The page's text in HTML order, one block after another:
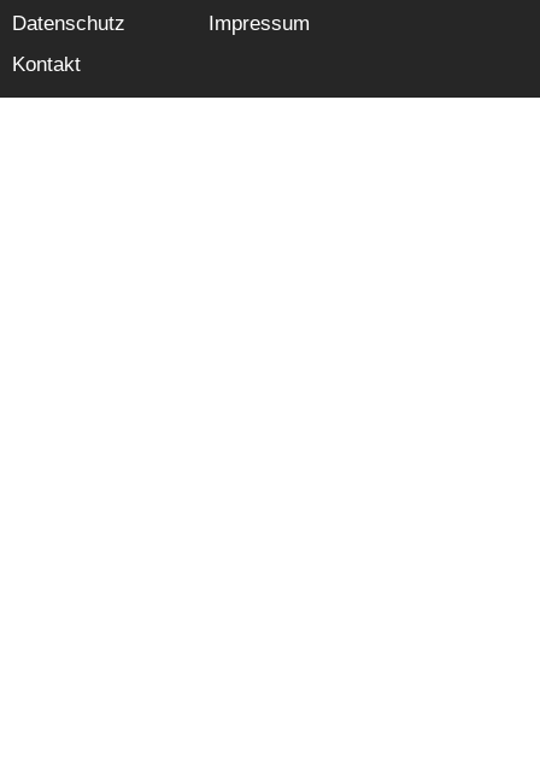
Datenschutz
Impressum
Kontakt